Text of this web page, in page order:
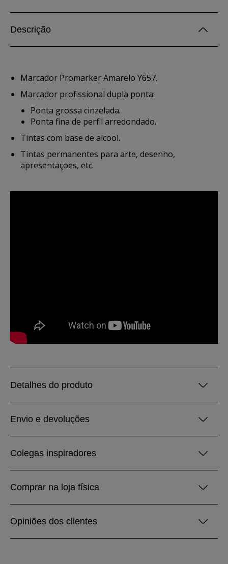
Descrição
Marcador Promarker Amarelo Y657.
Marcador profissional dupla ponta:
Ponta grossa cinzelada.
Ponta fina de perfil arredondado.
Tintas com base de alcool.
Tintas permanentes para arte, desenho,
apresentaçoes, etc.
Detalhes do produto
Envio e devoluções
Colegas inspiradores
Comprar na loja física
Opiniões dos clientes